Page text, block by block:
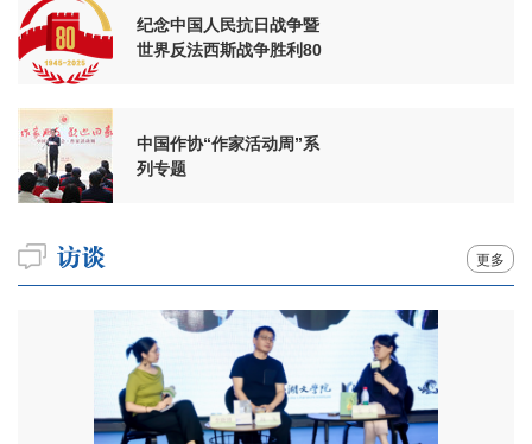
纪念中国人民抗日战争暨
世界反法西斯战争胜利80
中国作协“作家活动周”系
列专题
更多